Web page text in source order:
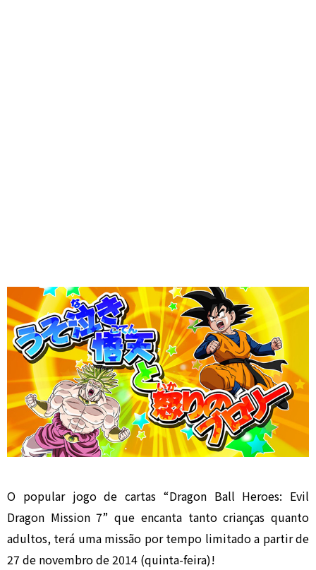
O popular jogo de cartas “Dragon Ball Heroes: Evil
Dragon Mission 7” que encanta tanto crianças quanto
adultos, terá uma missão por tempo limitado a partir de
27 de novembro de 2014 (quinta-feira)!